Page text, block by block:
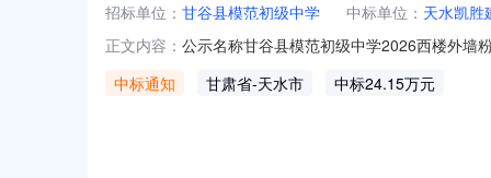
招标单位： 甘谷县模范初级中学 中标单位： 天水凯胜
正文内容： 公示名称甘谷县模范初级中学2026西楼外墙
2026西楼外墙粉刷及其他零星维修三、标
中标通知 甘肃省-天水市 中标24.15万元